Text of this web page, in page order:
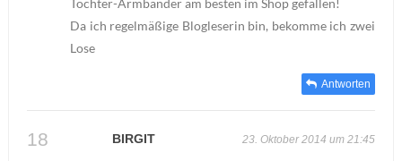
Da ich regelmäßige Blogleserin bin, bekomme ich zwei
Lose
Antworten
BIRGIT 23. Oktober 2014 um 21:45